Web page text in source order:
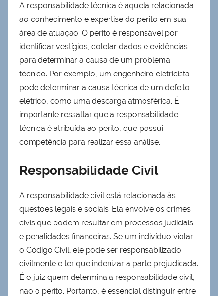
A responsabilidade técnica é aquela relacionada
ao conhecimento e expertise do perito em sua
área de atuação. O perito é responsável por
identificar vestígios, coletar dados e evidências
para determinar a causa de um problema
técnico. Por exemplo, um engenheiro eletricista
pode determinar a causa técnica de um defeito
elétrico, como uma descarga atmosférica. É
importante ressaltar que a responsabilidade
técnica é atribuída ao perito, que possui
competência para realizar essa análise.
Responsabilidade Civil
A responsabilidade civil está relacionada às
questões legais e sociais. Ela envolve os crimes
civis que podem resultar em processos judiciais
e penalidades financeiras. Se um indivíduo violar
o Código Civil, ele pode ser responsabilizado
civilmente e ter que indenizar a parte prejudicada.
É o juiz quem determina a responsabilidade civil,
não o perito. Portanto, é essencial distinguir entre